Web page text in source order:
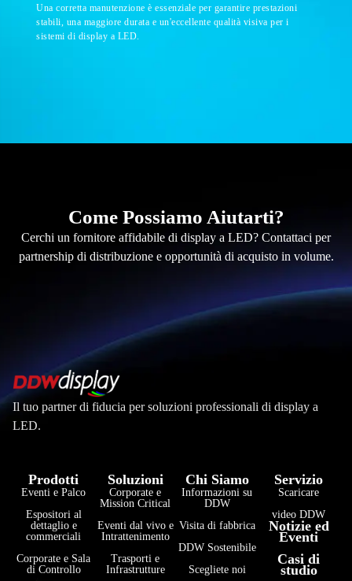
Una corretta manutenzione è essenziale per garantire prestazioni
stabili, una maggiore durata e un'eccellente qualità visiva per i
sistemi di display a LED.
Come Possiamo Aiutarti?
Cerchi un fornitore affidabile di display a LED? Contattaci per
partnership di distribuzione e opportunità di acquisto in volume.
Il tuo partner di fiducia per soluzioni professionali di display a
LED.
Prodotti
Eventi e Palco
Espositori al
dettaglio e
commerciali
Corporate e Sala
di Controllo
Soluzioni
Corporate e
Mission Critical
Eventi dal vivo e
Intrattenimento
Trasporti e
Infrastrutture
Chi Siamo
Informazioni su
DDW
Visita di fabbrica
DDW Sostenibile
Scegliete noi
Servizio
Scaricare
video DDW
Notizie ed
Eventi
Casi di
studio